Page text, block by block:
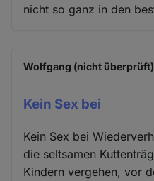
nicht so ganz in den
Wolfgang (nicht überprüft)
Kein Sex bei
Kein Sex bei
die seltsamen
Kindern vergehen, vor